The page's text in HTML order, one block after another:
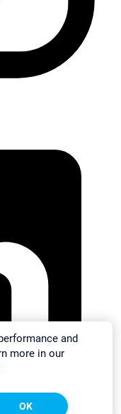
and
more in our
OK